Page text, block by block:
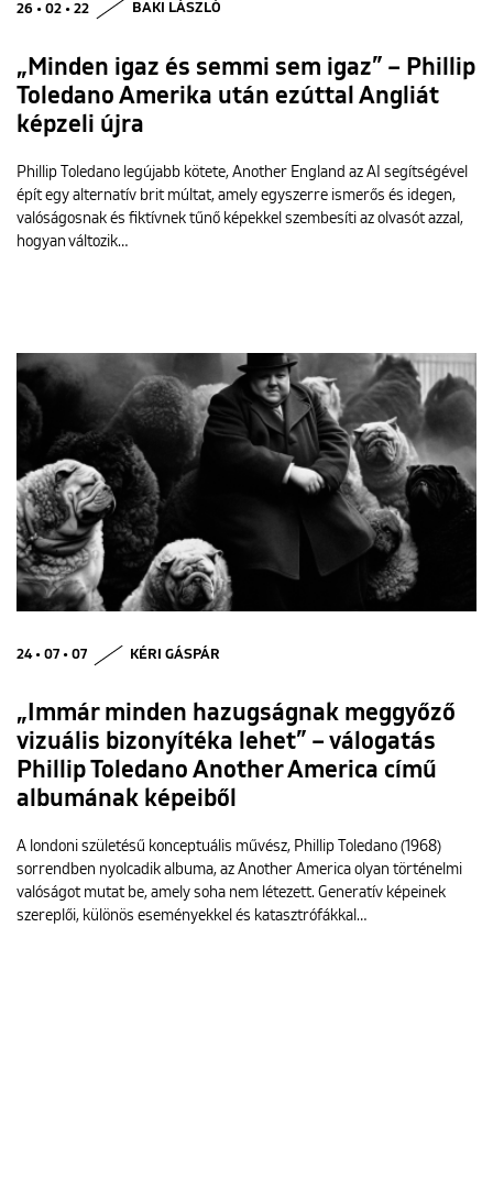
26 • 02 • 22 BAKI LÁSZLÓ
„Minden igaz és semmi sem igaz” – Phillip
Toledano Amerika után ezúttal Angliát
képzeli újra
Phillip Toledano legújabb kötete, Another England az AI segítségével
épít egy alternatív brit múltat, amely egyszerre ismerős és idegen,
valóságosnak és fiktívnek tűnő képekkel szembesíti az olvasót azzal,
hogyan változik…
24 • 07 • 07 KÉRI GÁSPÁR
„Immár minden hazugságnak meggyőző
vizuális bizonyítéka lehet” – válogatás
Phillip Toledano Another America című
albumának képeiből
A londoni születésű konceptuális művész, Phillip Toledano (1968)
sorrendben nyolcadik albuma, az Another America olyan történelmi
valóságot mutat be, amely soha nem létezett. Generatív képeinek
szereplői, különös eseményekkel és katasztrófákkal…